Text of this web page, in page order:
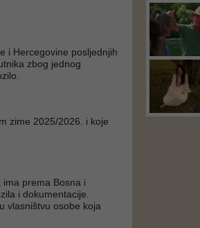
i Hercegovine posljednjih
zbog jednog
zime 2025/2026. i koje
prema Bosna i
i dokumentacije.
vlasništvu osobe koja